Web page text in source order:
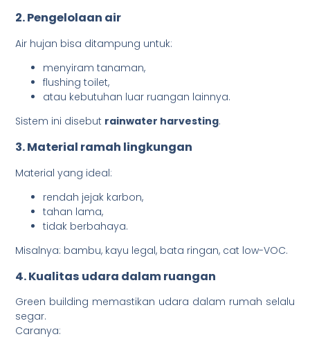
2. Pengelolaan air
Air hujan bisa ditampung untuk:
menyiram tanaman,
flushing toilet,
atau kebutuhan luar ruangan lainnya.
Sistem ini disebut rainwater harvesting.
3. Material ramah lingkungan
Material yang ideal:
rendah jejak karbon,
tahan lama,
tidak berbahaya.
Misalnya: bambu, kayu legal, bata ringan, cat low-VOC.
4. Kualitas udara dalam ruangan
Green building memastikan udara dalam rumah selalu
segar.
Caranya: